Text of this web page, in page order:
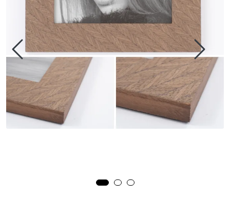
Glass art
Malerier
Speil
Trykk av bilder/skilt og innramming
SOMMEROUTLET